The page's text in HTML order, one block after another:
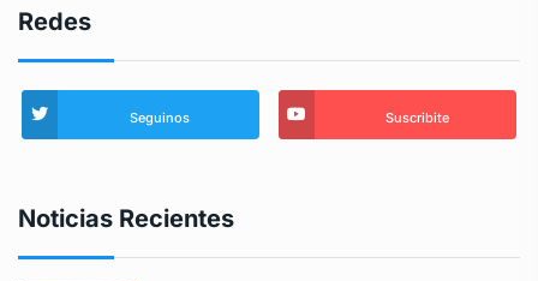
Redes
Seguinos Suscribite
Noticias Recientes